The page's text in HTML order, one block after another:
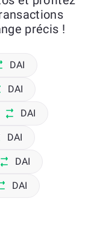
précis !
DAI
DAI
DAI
DAI
DAI
DAI